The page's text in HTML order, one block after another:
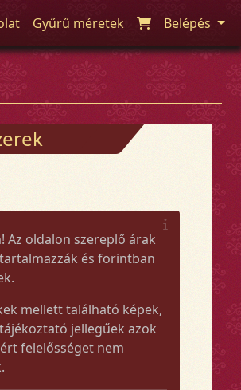
Gyűrű méretek Belépés
Az oldalon szereplő árak
tartalmazzák és forintban
mellett található képek,
jellegűek azok
felelősséget nem